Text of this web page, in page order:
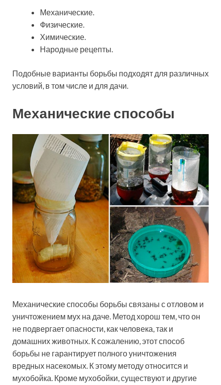
Механические.
Физические.
Химические.
Народные рецепты.
Подобные варианты борьбы подходят для различных
условий, в том числе и для дачи.
Механические способы
Механические способы борьбы связаны с отловом и
уничтожением мух на даче. Метод хорош тем, что он
не подвергает опасности, как человека, так и
домашних животных. К сожалению, этот способ
борьбы не гарантирует полного уничтожения
вредных насекомых. К этому методу относится и
мухобойка. Кроме мухобойки, существуют и другие